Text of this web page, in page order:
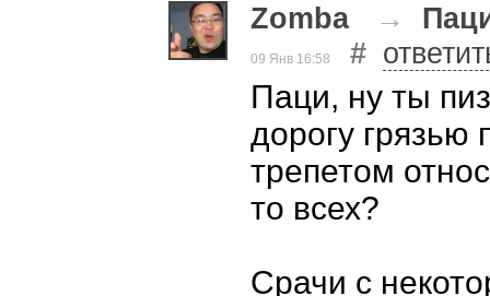
Zomba→
09 Янв 16:58 #
Паци, ну ты
дорогу грязью
трепетом
то всех?
Срачи с